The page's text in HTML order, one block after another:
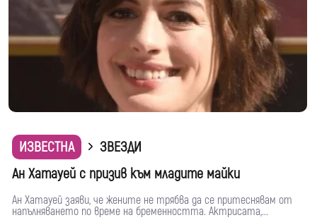
ИЗВЕСТНА
ЗВЕЗДИ
Ан Хатауей с призив към младите майки
Ан Хатауей заяви, че жените не трябва да се притеснявам от
напълняването по време на бременността. Актрисата,...